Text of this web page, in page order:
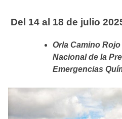
Del 14 al 18 de julio
Orla Camino
Nacional de la
Emergencias